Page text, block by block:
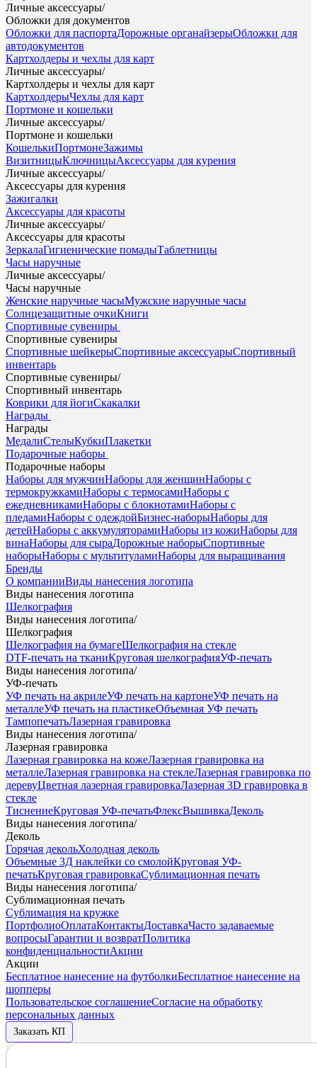
Личные аксессуары/
Обложки для документов
Обложки для паспортаДорожные органайзерыОбложки для
автодокументов
Картхолдеры и чехлы для карт
Личные аксессуары/
Картхолдеры и чехлы для карт
КартхолдерыЧехлы для карт
Портмоне и кошельки
Личные аксессуары/
Портмоне и кошельки
КошелькиПортмонеЗажимы
ВизитницыКлючницыАксессуары для курения
Личные аксессуары/
Аксессуары для курения
Зажигалки
Аксессуары для красоты
Личные аксессуары/
Аксессуары для красоты
ЗеркалаГигиенические помадыТаблетницы
Часы наручные
Личные аксессуары/
Часы наручные
Женские наручные часыМужские наручные часы
Солнцезащитные очкиКниги
Спортивные сувениры
Спортивные сувениры
Спортивные шейкерыСпортивные аксессуарыСпортивный
инвентарь
Спортивные сувениры/
Спортивный инвентарь
Коврики для йогиСкакалки
Награды
Награды
МедалиСтелыКубкиПлакетки
Подарочные наборы
Подарочные наборы
Наборы для мужчинНаборы для женщинНаборы с
термокружкамиНаборы с термосамиНаборы с
ежедневникамиНаборы с блокнотамиНаборы с
пледамиНаборы с одеждойБизнес-наборыНаборы для
детейНаборы с аккумуляторамиНаборы из кожиНаборы для
винаНаборы для сыраДорожные наборыСпортивные
наборыНаборы с мультитуламиНаборы для выращивания
Бренды
О компанииВиды нанесения логотипа
Виды нанесения логотипа
Шелкография
Виды нанесения логотипа/
Шелкография
Шелкография на бумагеШелкография на стекле
DTF-печать на тканиКруговая шелкографияУФ-печать
Виды нанесения логотипа/
УФ-печать
УФ печать на акрилеУФ печать на картонеУФ печать на
металлеУФ печать на пластикеОбъемная УФ печать
ТампопечатьЛазерная гравировка
Виды нанесения логотипа/
Лазерная гравировка
Лазерная гравировка на кожеЛазерная гравировка на
металлеЛазерная гравировка на стеклеЛазерная гравировка по
деревуЦветная лазерная гравировкаЛазерная 3D гравировка в
стекле
ТиснениеКруговая УФ-печатьФлексВышивкаДеколь
Виды нанесения логотипа/
Деколь
Горячая декольХолодная деколь
Объемные 3Д наклейки со смолойКруговая УФ-
печатьКруговая гравировкаСублимационная печать
Виды нанесения логотипа/
Сублимационная печать
Сублимация на кружке
ПортфолиоОплатаКонтактыДоставкаЧасто задаваемые
вопросыГарантии и возвратПолитика
конфиденциальностиАкции
Акции
Бесплатное нанесение на футболкиБесплатное нанесение на
шопперы
Пользовательское соглашениеСогласие на обработку
персональных данных
Заказать КП